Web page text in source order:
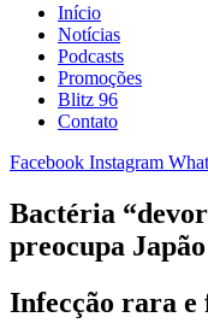
Início
Notícias
Podcasts
Promoções
Blitz 96
Contato
Facebook Instagram
Bactéria
preocupa
Infecção rara e